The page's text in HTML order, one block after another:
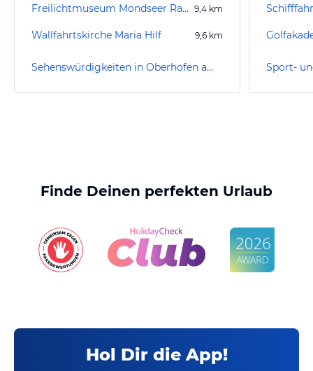
Freilichtmuseum Mondseer Rauchhaus 9,4 km
Wallfahrtskirche Maria Hilf 9,6 km
Sehenswürdigkeiten in Oberhofen am Irrsee
Finde Deinen perfekten Urlaub
Hol Dir die App!